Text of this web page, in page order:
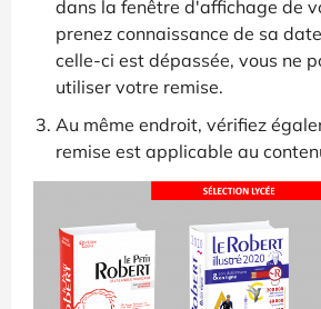
dans la fenêtre d'affichage de
prenez connaissance de sa
celle-ci est dépassée, vous ne
utiliser votre remise.
Au même endroit, vérifiez
remise est applicable au